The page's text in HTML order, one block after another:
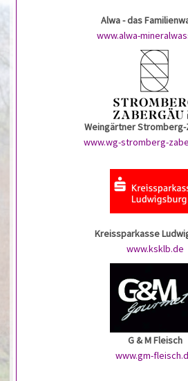
Alwa - das
www.alwa-
Weingärtner
www.wg-stromberg-
Kreissparkasse
www.ksklb.de
G & M Fleisch
www.gm-